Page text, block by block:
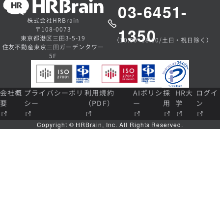
株式会社HRBrain
〒108-0073
東京都港区三田3-5-19
住友不動産東京三田ガーデンタワー
5F
03-6451-
1350
（10:00~18:00/土日・祝日除く）
会社概
要
プライバシーポリ
シー
利用規約
（PDF）
AIポリシ
ー
採
用
HR大
学
ログイ
ン
Copyright © HRBrain, Inc. All Rights Reserved.